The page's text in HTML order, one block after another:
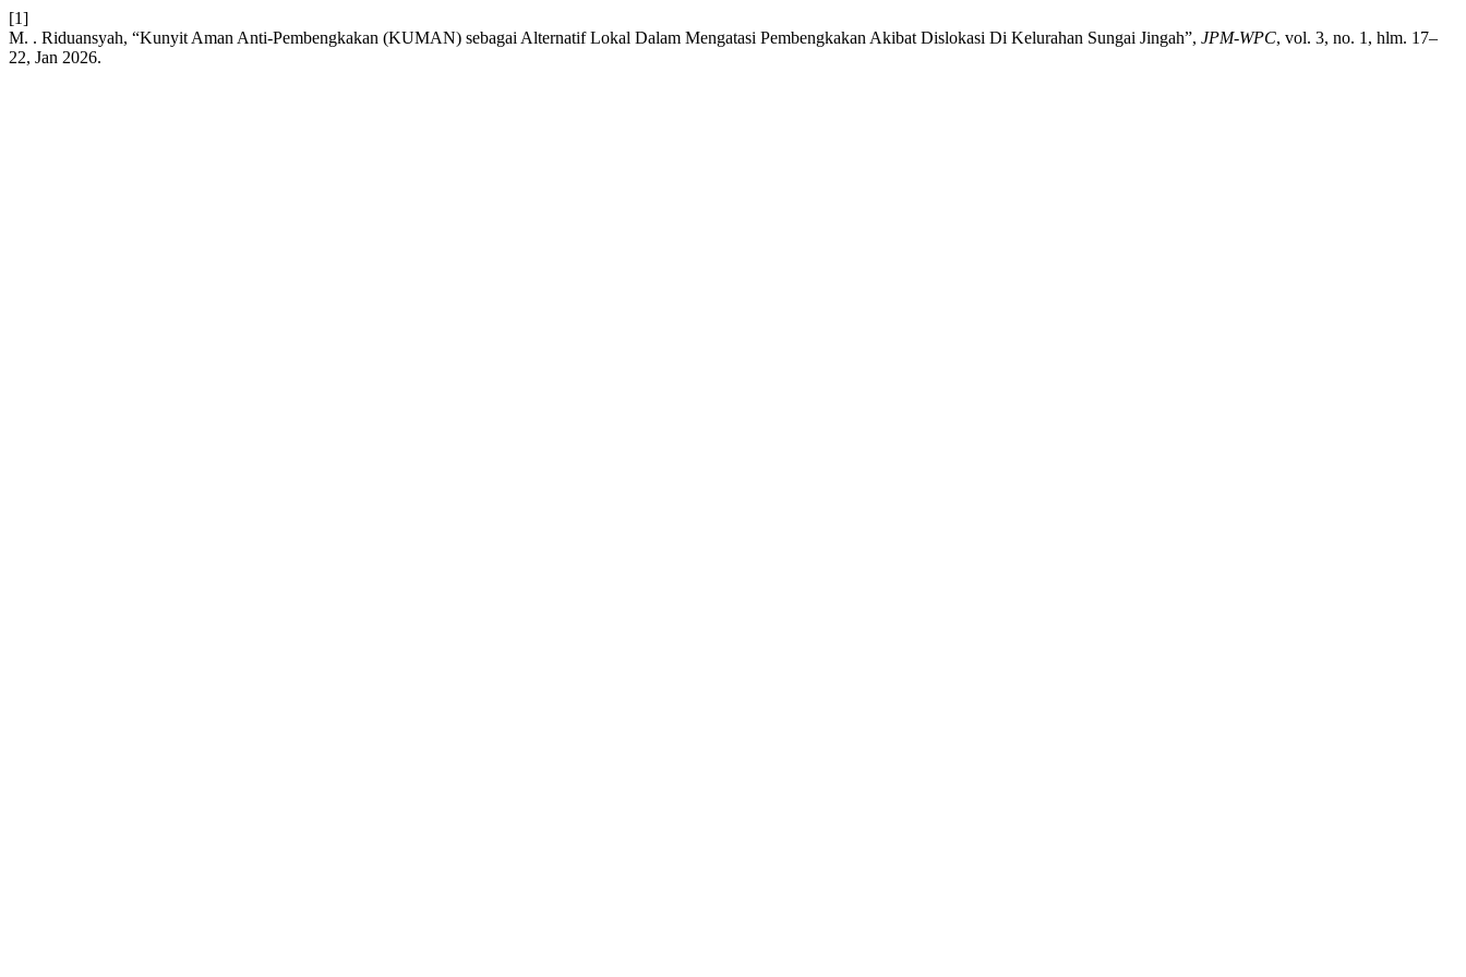
[1]
M. . Riduansyah, “Kunyit Aman Anti-Pembengkakan (KUMAN) sebagai Alternatif Lokal Dalam Mengatasi Pembengkakan Akibat Dislokasi Di Kelurahan Sungai Jingah”, JPM-WPC, vol. 3, no. 1, hlm. 17–
22, Jan 2026.